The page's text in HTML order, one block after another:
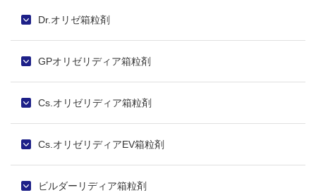
Dr.オリゼ箱粒剤
GPオリゼリディア箱粒剤
Cs.オリゼリディア箱粒剤
Cs.オリゼリディアEV箱粒剤
ビルダーリディア箱粒剤